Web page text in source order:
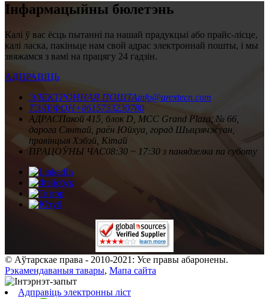
Інфармацыйны бюлетэнь
Калі ў вас ёсць пытанні па нашай прадукцыі або прайс-лісце,
калі ласка, пакіньце нам свой адрас электроннай пошты, і мы
звяжамся з вамі на працягу 24 гадзін.
АДПРАВІЦЬ
ЭЛЕКТРОННАЯ ПОШТАinfo@arextecn.com
ТЭЛЕФОН+8615733230780
АДРАСПакой 415, блок D, MCC Grand Plaza, № 66,
дарога Сянтай, раён Юйхуа, горад Шыцзячжуан,
правінцыя Хэбэй, Кітай
ПРАЦОЎНЫ ЧАС08:30 ~ 17:30 з панядзелка па суботу
© Аўтарскае права - 2010-2021: Усе правы абаронены.
Рэкамендаваныя тавары, Мапа сайта
Адправіць электронны ліст